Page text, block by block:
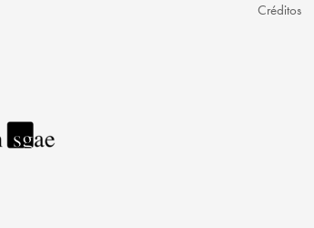
Créditos